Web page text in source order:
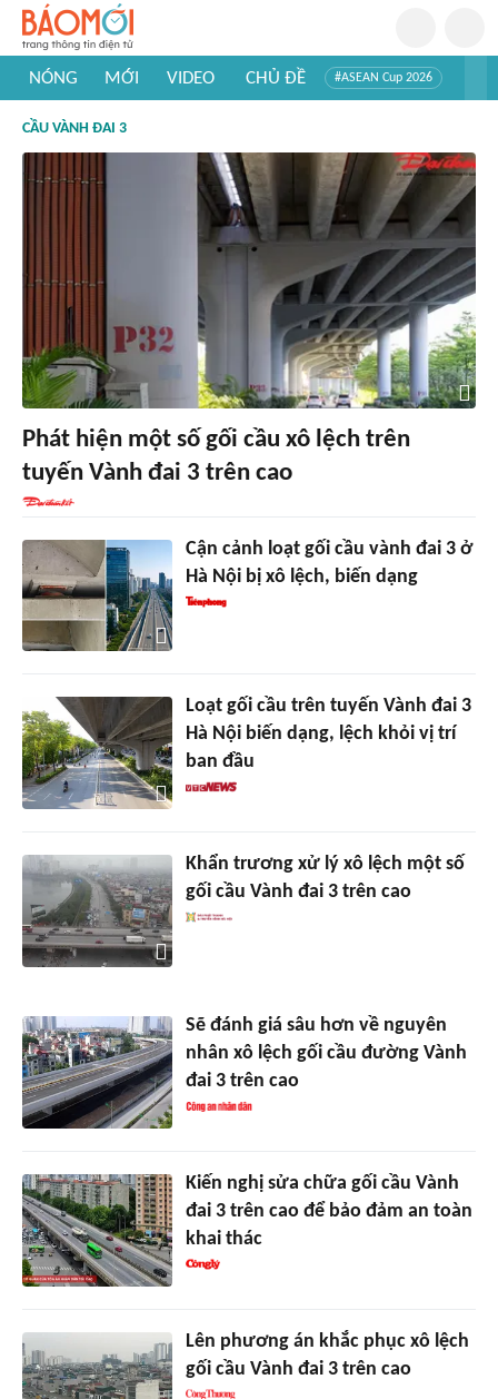
NÓNG MỚI VIDEO CHỦ ĐỀ #ASEAN Cup 2026
#Khám phá thế giới
CẦU VÀNH ĐAI 3
Phát hiện một số gối cầu xô lệch trên
tuyến Vành đai 3 trên cao
Cận cảnh loạt gối cầu vành đai 3 ở
Hà Nội bị xô lệch, biến dạng
Loạt gối cầu trên tuyến Vành đai 3
Hà Nội biến dạng, lệch khỏi vị trí
ban đầu
Khẩn trương xử lý xô lệch một số
gối cầu Vành đai 3 trên cao
Sẽ đánh giá sâu hơn về nguyên
nhân xô lệch gối cầu đường Vành
đai 3 trên cao
Kiến nghị sửa chữa gối cầu Vành
đai 3 trên cao để bảo đảm an toàn
khai thác
Lên phương án khắc phục xô lệch
gối cầu Vành đai 3 trên cao